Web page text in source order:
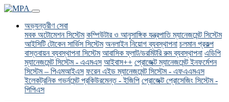
অভ্যন্তরীণ সেবা(current)
মবক অটোমেশন সিস্টেম কম্পিউটার ও আনুসাঙ্গিক যন্ত্রপাতি ম্যানেজমেন্ট সিস্টেম
আইসিটি টোকেন সার্ভিস সিস্টেম অনলাইন নিয়োগ ব্যবস্থাপনা চলমান প্রকল্প
বাস্তবায়ন ব্যবস্থাপনা সিস্টেম আবাসিক ফ্লাট/ডরমিটরি রুম ব্যবস্থাপনা এডিপি
ম্যানেজমেন্ট সিস্টেম - এএমএস আইবাস++ প্রোজেক্ট ম্যানেজমেন্ট ইনফর্মেশন
সিস্টেম – পিএমআইএস ফরেন এইড ম্যানেজমেন্ট সিস্টেম - এফএএমএস
ইলেকট্রনিক গভর্নমেন্ট প্রকিউরমেন্ত - ইজিপি প্রোজেক্ট প্রোসেজিং সিস্টেম -
পিপিএস